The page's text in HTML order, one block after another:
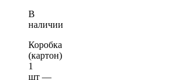
В
наличии
Коробка
(картон)
1
шт —